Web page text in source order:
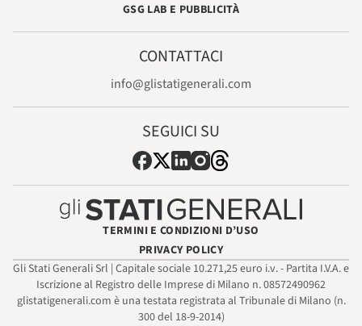
GSG LAB E PUBBLICITÀ
CONTATTACI
info@glistatigenerali.com
SEGUICI SU
TERMINI E CONDIZIONI D’USO
PRIVACY POLICY
Gli Stati Generali Srl | Capitale sociale 10.271,25 euro i.v. - Partita I.V.A. e
Iscrizione al Registro delle Imprese di Milano n. 08572490962
glistatigenerali.com è una testata registrata al Tribunale di Milano (n.
300 del 18-9-2014)